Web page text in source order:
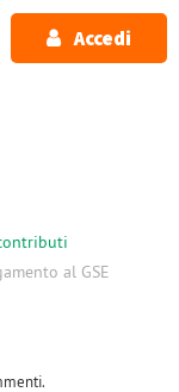
Accedi
al GSE